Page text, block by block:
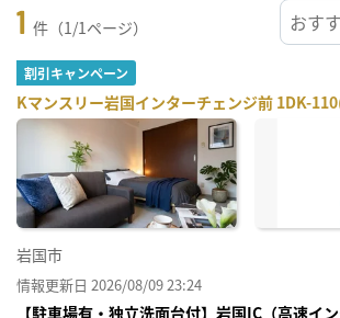
1 件（1/1ページ）
割引キャンペーン
Kマンスリー岩国インターチェンジ前 1DK-
岩国市
情報更新日 2026/08/09 23:24
【駐車場有・独立洗面台付】岩国IC（高速イ